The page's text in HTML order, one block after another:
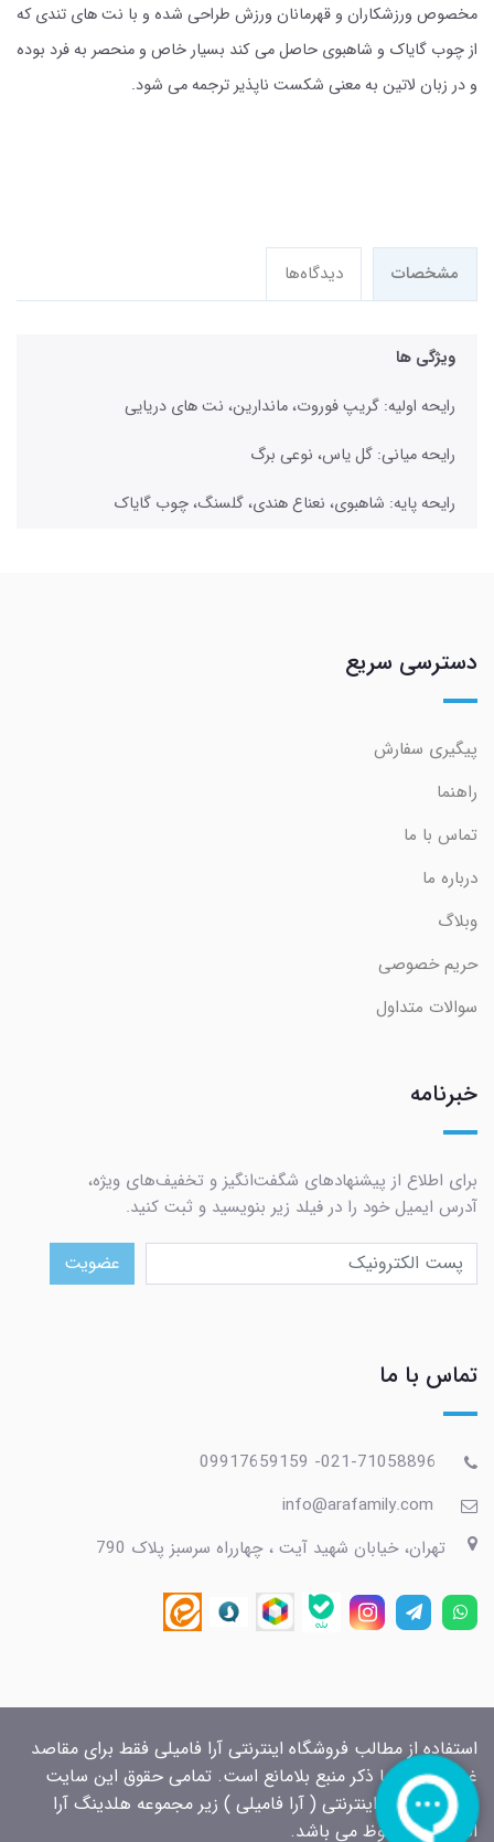
مخصوص ورزشکاران و قهرمانان ورزش طراحی شده و با نت های تندی که
از چوب گایاک و شاهبوی حاصل می کند بسیار خاص و منحصر به فرد بوده
و در زبان لاتین به معنی شکست ناپذیر ترجمه می شود.
مشخصات دیدگاه‌ها
ویژگی ها
رایحه اولیه: گریپ فوروت، ماندارین، نت های دریایی
رایحه میانی: گل یاس، نوعی برگ
رایحه پایه: شاهبوی، نعناع هندی، گلسنگ، چوب گایاک
دسترسی سریع
پیگیری سفارش
راهنما
تماس با ما
درباره ما
وبلاگ
حریم خصوصی
سوالات متداول
خبرنامه
برای اطلاع از پیشنهادهای شگفت‌انگیز و تخفیف‌های ویژه،
آدرس ایمیل خود را در فیلد زیر بنویسید و ثبت کنید.
عضویت
تماس با ما
تهران، خیابان شهید آیت ، چهارراه سرسبز پلاک 790
استفاده از مطالب فروشگاه اینترنتی آرا فامیلی فقط برای مقاصد
غیرتجاری و با ذکر منبع بلامانع است. تمامی حقوق این سایت
برای فروشگاه اینترنتی ( آرا فامیلی ) زیر مجموعه هلدینگ آرا
الکتریک محفوظ می باشد.